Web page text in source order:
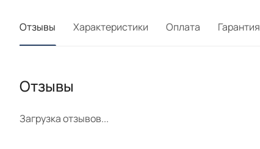
Отзывы Характеристики Оплата Гарантия
Отзывы
Загрузка отзывов...